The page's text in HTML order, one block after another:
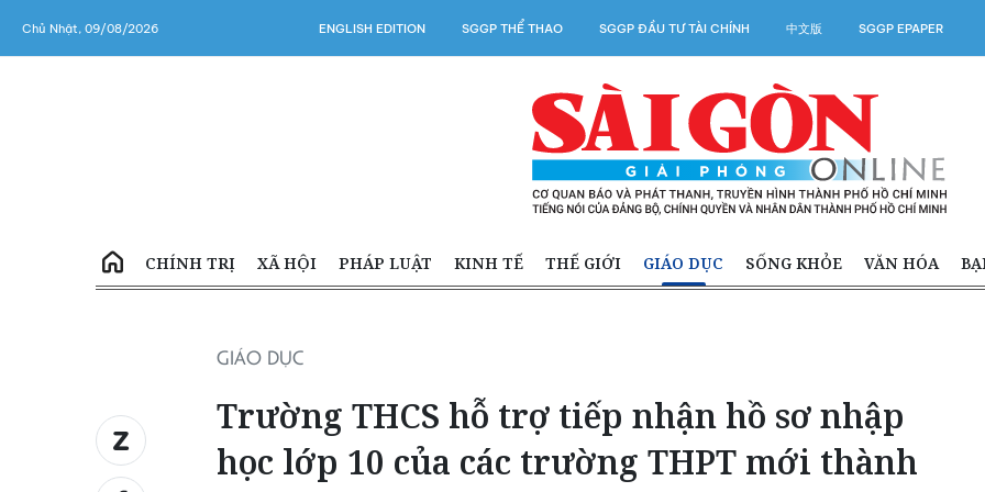
Chủ Nhật, 09/08/2026 ENGLISH EDITION SGGP THỂ THAO SGGP ĐẦU TƯ TÀI CHÍNH 中文版 SGGP EPAPER
CHÍNH TRỊ XÃ HỘI PHÁP LUẬT KINH TẾ THẾ GIỚI GIÁO DỤC SỐNG KHỎE VĂN HÓA
GIÁO DỤC
Trường THCS hỗ trợ tiếp nhận hồ sơ nhập
học lớp 10 của các trường THPT mới thành